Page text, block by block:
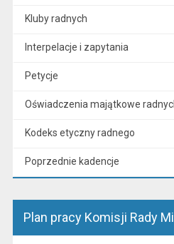
Kluby radnych
Interpelacje i zapytania
Petycje
Oświadczenia majątkowe
Kodeks etyczny radnego
Poprzednie kadencje
Plan pracy Komisji Rady